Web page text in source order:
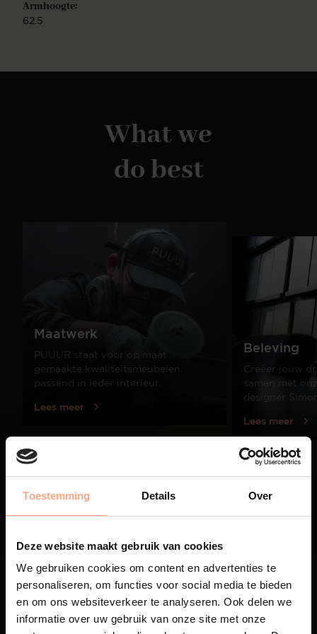
Toestemming Details Over
Deze website maakt gebruik van cookies
We gebruiken cookies om content en advertenties te
personaliseren, om functies voor social media te bieden
en om ons websiteverkeer te analyseren. Ook delen we
informatie over uw gebruik van onze site met onze
Armhoogte:
62.5
What we
do best
Maatwerk
PUUUR staat voor op maat
gemaakte kwaliteitsmeubelen
passend in ieder interieur.
Lees meer
Beleving
Creëer jouw
samen met
designer
Lees meer